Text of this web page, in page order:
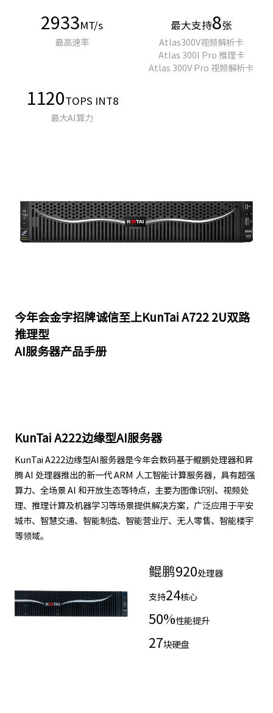
2933MT/s
最高速率
最大支持8张
Atlas300V视频解析卡
Atlas 300I Pro 推理卡
Atlas 300V Pro 视频解析卡
1120TOPS INT8
最大AI算力
今年会金字招牌诚信至上KunTai A722 2U双路
推理型
AI服务器产品手册
KunTai A222边缘型AI服务器
KunTai A222边缘型AI服务器是今年会数码基于鲲鹏处理器和昇
腾 AI 处理器推出的新一代 ARM 人工智能计算服务器，具有超强
算力、全场景 Al 和开放生态等特点，主要为图像识别、视频处
理、推理计算及机器学习等场景提供解决方案，广泛应用于平安
城市、智慧交通、智能制造、智能营业厅、无人零售、智能楼宇
等领域。
鲲鹏920处理器
支持24核心
50%性能提升
27块硬盘